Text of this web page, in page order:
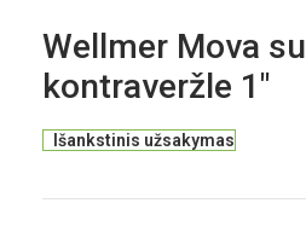
Wellmer Mova su
kontraveržle 1″
Išankstinis užsakymas